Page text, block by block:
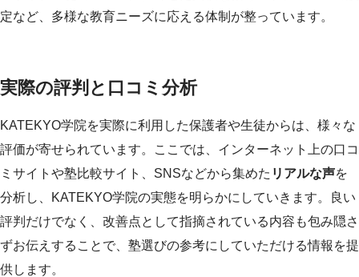
定など、多様な教育ニーズに応える体制が整っています。
実際の評判と口コミ分析
KATEKYO学院を実際に利用した保護者や生徒からは、様々な
評価が寄せられています。ここでは、インターネット上の口コ
ミサイトや塾比較サイト、SNSなどから集めた リアルな声を
分析し、KATEKYO学院の実態を明らかにしていきます。良い
評判だけでなく、改善点として指摘されている内容も包み隠さ
ずお伝えすることで、塾選びの参考にしていただける情報を提
供します。